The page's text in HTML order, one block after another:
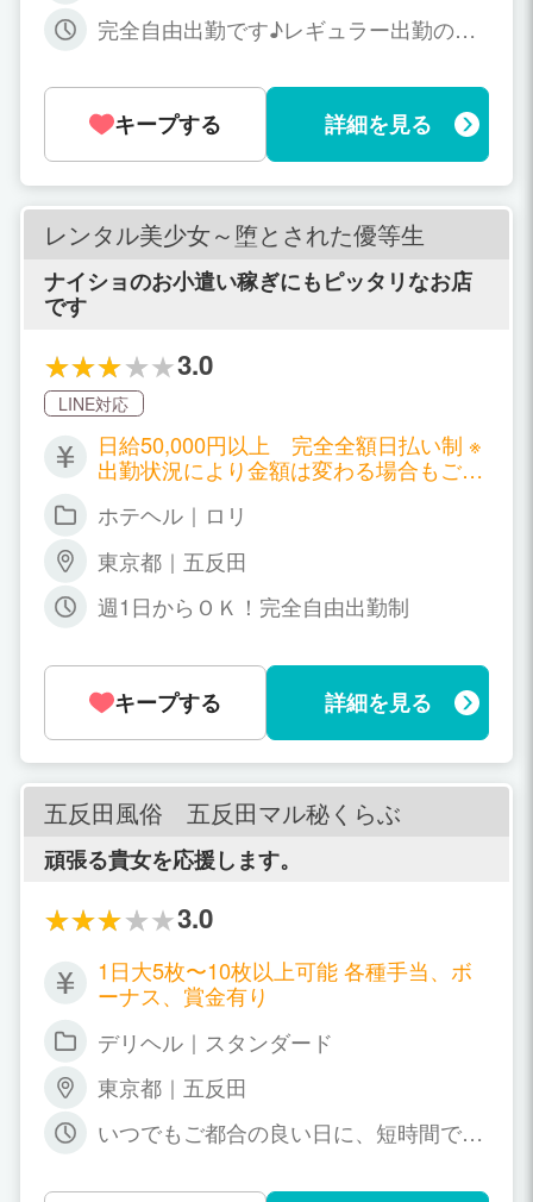
完全自由出勤です♪レギュラー出勤の子
ことは絶対ありませんので安心してくだ
さいね。
キープする 詳細を見る
レンタル美少女～堕とされた優等生
ナイショのお小遣い稼ぎにもピッタリなお店
です
3.0
LINE対応
日給50,000円以上 完全全額日払い制 ※
出勤状況により金額は変わる場合もござ
い。
ホテヘル｜ロリ
東京都｜五反田
週1日からＯＫ！完全自由出勤制
キープする 詳細を見る
五反田風俗 五反田マル秘くらぶ
頑張る貴女を応援します。
3.0
1日大5枚〜10枚以上可能 各種手当、ボ
ーナス、賞金有り
デリヘル｜スタンダード
東京都｜五反田
いつでもご都合の良い日に、短時間でも